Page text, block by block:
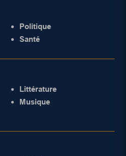
Politique
Santé
Littérature
Musique